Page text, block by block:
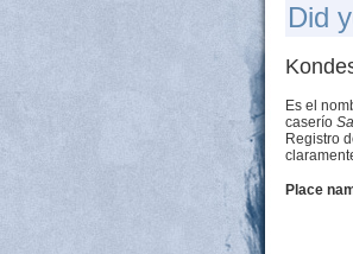
Did
Es el
caserío
Registro
Place